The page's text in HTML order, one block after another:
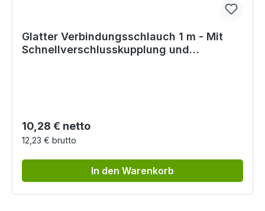
Glatter Verbindungsschlauch 1 m - Mit
Schnellverschlusskupplung und
Regulärer Preis:
10,28 € netto
12,23 € brutto
In den Warenkorb